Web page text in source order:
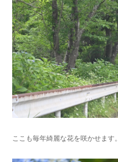
ここも毎年綺麗な花を咲かせます。